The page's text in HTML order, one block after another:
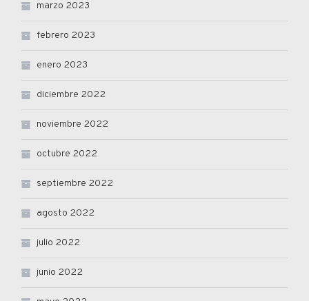
marzo 2023
febrero 2023
enero 2023
diciembre 2022
noviembre 2022
octubre 2022
septiembre 2022
agosto 2022
julio 2022
junio 2022